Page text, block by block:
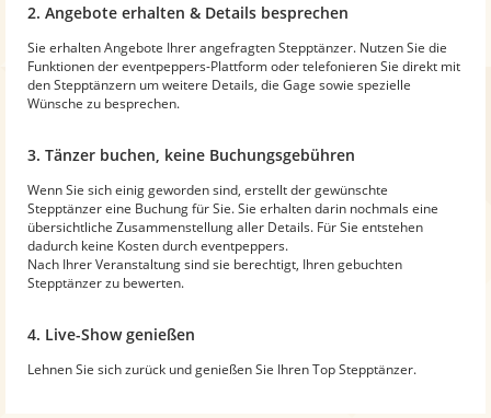
2. Angebote erhalten & Details besprechen
Sie erhalten Angebote Ihrer angefragten Stepptänzer. Nutzen Sie die
Funktionen der eventpeppers-Plattform oder telefonieren Sie direkt mit
den Stepptänzern um weitere Details, die Gage sowie spezielle
Wünsche zu besprechen.
3. Tänzer buchen, keine Buchungsgebühren
Wenn Sie sich einig geworden sind, erstellt der gewünschte
Stepptänzer eine Buchung für Sie. Sie erhalten darin nochmals eine
übersichtliche Zusammenstellung aller Details. Für Sie entstehen
dadurch keine Kosten durch eventpeppers.
Nach Ihrer Veranstaltung sind sie berechtigt, Ihren gebuchten
Stepptänzer zu bewerten.
4. Live-Show genießen
Lehnen Sie sich zurück und genießen Sie Ihren Top Stepptänzer.